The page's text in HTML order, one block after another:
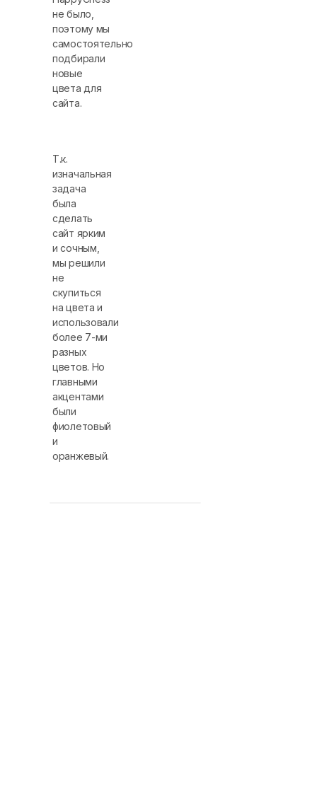
не было,
поэтому мы
самостоятельно
подбирали
новые
цвета для
сайта.
Т.к.
изначальная
задача
была
сделать
сайт ярким
и сочным,
мы решили
не
скупиться
на цвета и
использовали
более 7-ми
разных
цветов. Но
главными
акцентами
были
фиолетовый
и
оранжевый.